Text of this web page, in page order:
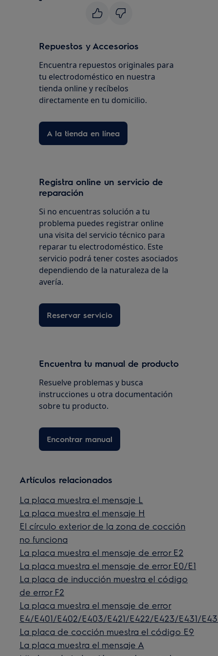
Repuestos y Accesorios
Encuentra repuestos originales para
tu electrodoméstico en nuestra
tienda online y recíbelos
directamente en tu domicilio.
A la tienda en línea
Registra online un servicio de
reparación
Si no encuentras solución a tu
problema puedes registrar online
una visita del servicio técnico para
reparar tu electrodoméstico. Este
servicio podrá tener costes asociados
dependiendo de la naturaleza de la
avería.
Reservar servicio
Encuentra tu manual de producto
Resuelve problemas y busca
instrucciones u otra documentación
sobre tu producto.
Encontrar manual
Artículos relacionados
La placa muestra el mensaje L
La placa muestra el mensaje H
El círculo exterior de la zona de cocción
no funciona
La placa muestra el mensaje de error E2
La placa muestra el mensaje de error E0/E1
La placa de inducción muestra el código
de error F2
La placa muestra el mensaje de error
E4/E401/E402/E403/E421/E422/E423/E431/
La placa de cocción muestra el código E9
La placa muestra el mensaje A